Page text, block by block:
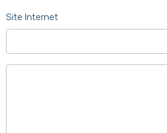
Site Internet